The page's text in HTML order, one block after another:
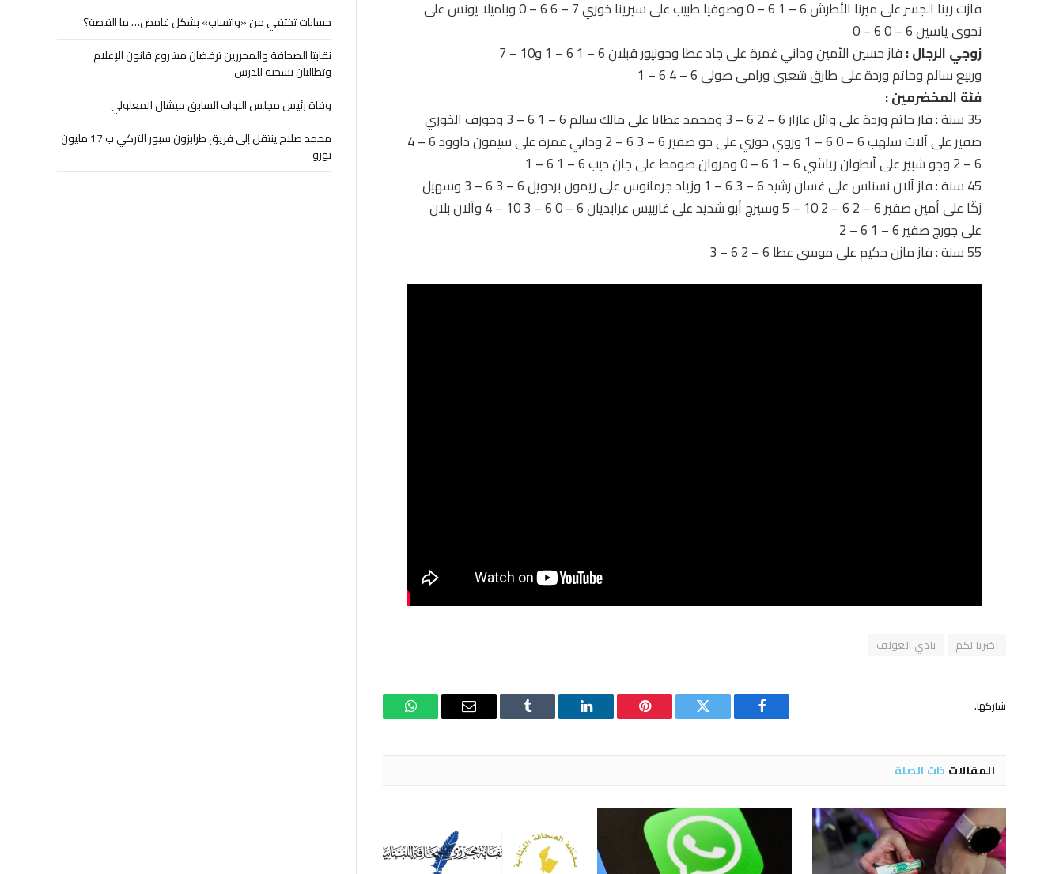
فازت رينا الجسر على ميرنا الأطرش 6 – 1 6 – 0 وصوفيا طبيب على سيرينا خوري 7 – 6 6 – 0 وباميلا يونس على
نجوى ياسين 6 – 0 6 – 0
زوجي الرجال :فاز حسين الأمين وداني غمرة على جاد عطا وجونيور قبلان 6 – 1 6 – 1 و10 – 7
وربيع سالم وحاتم وردة على طارق شعبي ورامي صولي 6 – 4 6 – 1
فئة المخضرمين :
35 سنة : فاز حاتم وردة على وائل عازار 6 – 2 6 – 3 ومحمد عطايا على مالك سالم 6 – 1 6 – 3 وجوزف الخوري
صفير على آلات سلهب 6 – 0 6 – 1 وروي خوري على جو صفير 6 – 3 6 – 2 وداني غمرة على سيمون داوود 6 – 4
6 – 2 وجو شبير على أنطوان رياشي 6 – 1 6 – 0 ومروان ضومط على جان ديب 6 – 1 6 – 1
45 سنة : فاز آلان نسناس على غسان رشيد 6 – 3 6 – 1 وزياد جرمانوس على ريمون بردويل 6 – 3 6 – 3 وسهيل
زكّا على أمين صفير 6 – 2 6 – 2 10 – 5 وسيرج أبو شديد على غاربيس غرابديان 6 – 0 6 – 3 10 – 4 وآلان بلان
على جورج صفير 6 – 1 6 – 2
55 سنة : فاز مازن حكيم على موسى عطا 6 – 2 6 – 3
اخترنا لكم نادي الغولف
شاركها.
فيسبوك تويتر بينتيريستلينكدإن Tumblr
البريد
واتساب
المقالات ذات الصلة
حسابات تختفي من «واتساب» بشكل غامض… ما القصة؟
نقابتا الصحافة والمحررين ترفضان مشروع قانون الإعلام
وتطالبان بسحبه للدرس
وفاة رئيس مجلس النواب السابق ميشال المعلولي
محمد صلاح ينتقل إلى فريق طرابزون سبور التركي ب 17 مليون
يورو